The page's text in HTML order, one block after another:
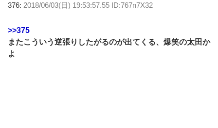
376: 2018/06/03(日) 19:53:57.55 ID:767n7X32
>>375
またこういう逆張りしたがるのが出てくる、爆笑の太田か
よ